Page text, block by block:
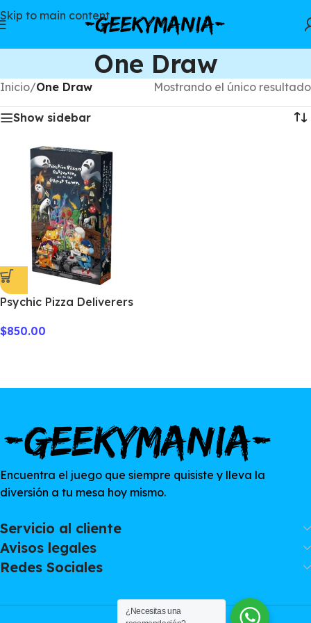
Skip to main content
One Draw
Inicio/One Draw Mostrando el único resultado
Show sidebar
Psychic Pizza Deliverers
$850.00
Encuentra el juego que siempre quisiste y lleva la
diversión a tu mesa hoy mismo.
Servicio al cliente
Avisos legales
Redes Sociales
¿Necesitas una